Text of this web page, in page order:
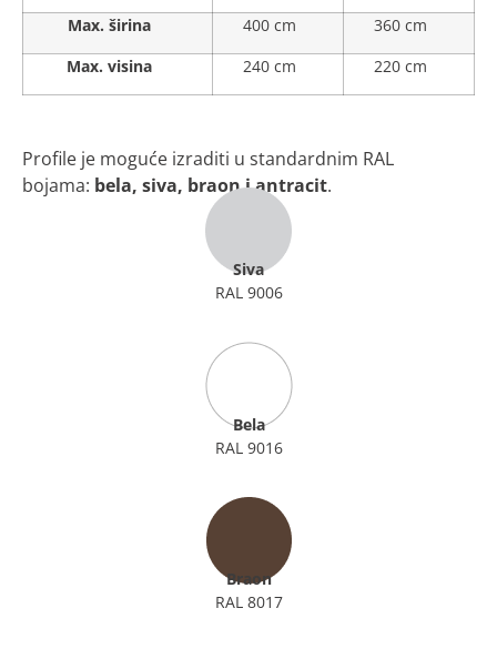
Max. širina
400 cm
360 cm
Max. visina
240 cm 220 cm
Profile je moguće izraditi u standardnim RAL
bojama: bela, siva, braon i antracit.
Siva
RAL 9006
Bela
RAL 9016
Braon
RAL 8017